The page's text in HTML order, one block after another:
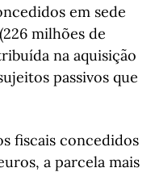
em sede
milhões de
na aquisição
passivos que
fiscais concedidos
a parcela mais